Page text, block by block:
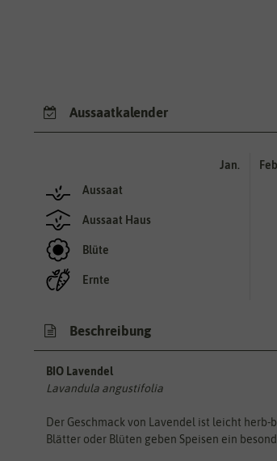
Aussaatkalender
Aussaat
Aussaat Haus
Blüte
Ernte
Jan.
Beschreibung
BIO Lavendel
Lavandula angustifolia
Der Geschmack von Lavendel ist leicht
Blätter oder Blüten geben Speisen ein